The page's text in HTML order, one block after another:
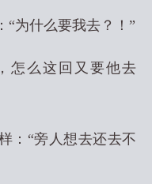
“为什么要我去？！”
怎么这回又要他去
：“旁人想去还去不